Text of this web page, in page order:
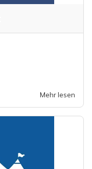
Mehr lesen